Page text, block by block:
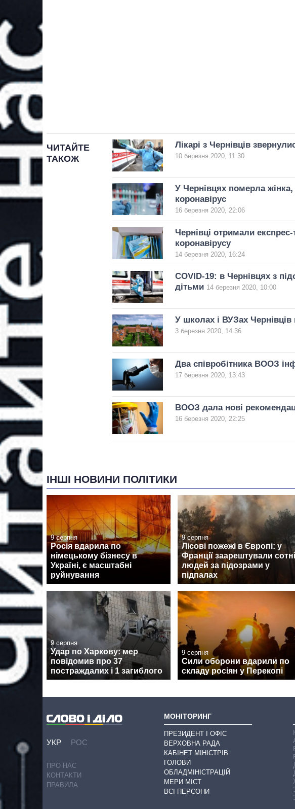
ЧИТАЙТЕ
ТАКОЖ
Лікарі з Чернівців
10 березня 2020, 11:30
У Чернівцях померла
коронавірус
16 березня 2020, 22:06
Чернівці отримали
коронавірусу
14 березня 2020, 16:24
COVID-19: в Чернівцях з
дітьми 14 березня 2020, 10:00
У школах і ВУЗах
3 березня 2020, 14:36
Два співробітника ВООЗ
17 березня 2020, 13:43
ВООЗ дала нові
16 березня 2020, 22:25
ІНШІ НОВИНИ ПОЛІТИКИ
9 серпня
Росія вдарила по
німецькому бізнесу в
Україні, є масштабні
руйнування
9 серпня
Лісові пожежі в Європі: у
Франції заарештували сотні
людей за підозрами у
підпалах
9 серпня
Удар по Харкову: мер
повідомив про 37
постраждалих і 1 загиблого
9 серпня
Сили оборони вдарили по
складу росіян у Перекопі
УКР РОС
ПРО НАС
КОНТАКТИ
ПРАВИЛА
МОНІТОРИНГ
ПРЕЗИДЕНТ І ОФІС
ВЕРХОВНА РАДА
КАБІНЕТ МІНІСТРІВ
ГОЛОВИ
ОБЛАДМІНІСТРАЦІЙ
МЕРИ МІСТ
ВСІ ПЕРСОНИ